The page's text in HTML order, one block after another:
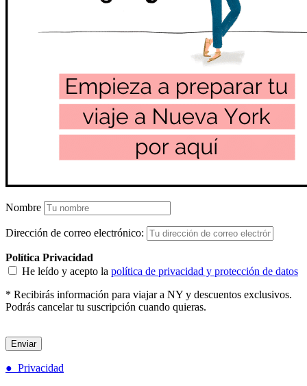
Nombre
Dirección de correo electrónico:
Política Privacidad
He leído y acepto la política de privacidad y protección de datos
* Recibirás información para viajar a NY y descuentos exclusivos.
Podrás cancelar tu suscripción cuando quieras.
● Privacidad